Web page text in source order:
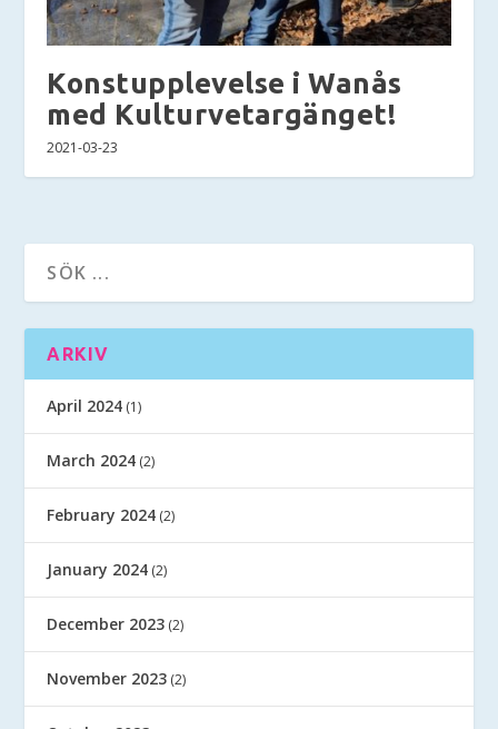
Konstupplevelse i Wanås
med Kulturvetargänget!
2021-03-23
ARKIV
April 2024 (1)
March 2024 (2)
February 2024 (2)
January 2024 (2)
December 2023 (2)
November 2023 (2)